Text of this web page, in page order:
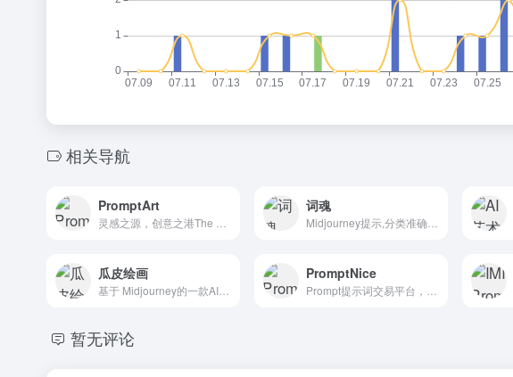
相关导航
PromptArt 词魂
Midjourney提示,分类准确、查询方便
瓜皮绘画 PromptNice
暂无评论